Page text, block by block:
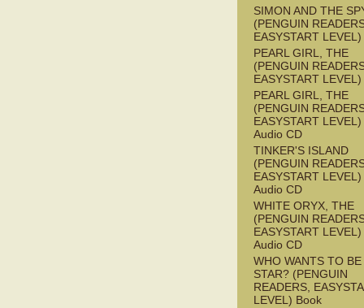
SIMON AND THE
(PENGUIN
EASYSTART
PEARL GIRL, THE
(PENGUIN
EASYSTART
PEARL GIRL, THE
(PENGUIN
EASYSTART
Audio CD
TINKER'S ISLAND
(PENGUIN
EASYSTART
Audio CD
WHITE ORYX, THE
(PENGUIN
EASYSTART
Audio CD
WHO WANTS TO BE
STAR? (PENGUIN
READERS,
LEVEL) Book